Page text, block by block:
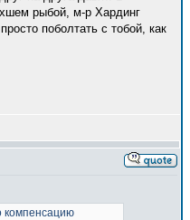
рыбой, м-р Хардинг
поболтать с тобой, как
компенсацию